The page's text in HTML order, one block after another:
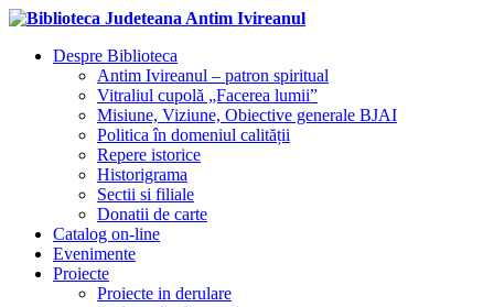
Despre Biblioteca
Antim Ivireanul – patron spiritual
Vitraliul cupolă „Facerea lumii”
Misiune, Viziune, Obiective generale BJAI
Politica în domeniul calității
Repere istorice
Historigrama
Sectii si filiale
Donatii de carte
Catalog on-line
Evenimente
Proiecte
Proiecte in derulare